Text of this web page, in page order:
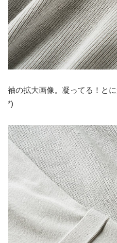
袖の拡大画像。凝ってる！と
*)